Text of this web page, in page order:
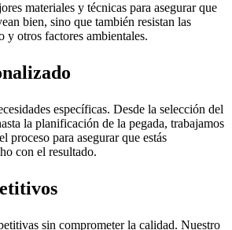
materiales y técnicas para asegurar que
bien, sino que también resistan las
y otros factores ambientales.
específicas. Desde la selección del
la planificación de la pegada, trabajamos
proceso para asegurar que estás
con el resultado.
sin comprometer la calidad. Nuestro